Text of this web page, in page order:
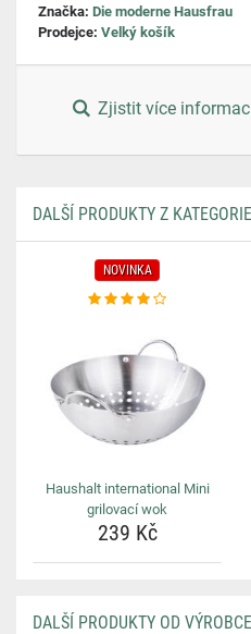
Značka: Die moderne Hausfrau
Prodejce: Velký košík
Zjistit více
DALŠÍ PRODUKTY Z
NOVINKA
Haushalt international Mini
grilovací wok
239 Kč
DALŠÍ PRODUKTY OD